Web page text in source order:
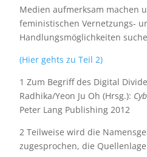
Medien aufmerksam machen
feministischen Vernetzungs-
Handlungsmöglichkeiten
(Hier gehts zu Teil 2)
1 Zum Begriff des Digital
Radhika/Yeon Ju Oh (Hrsg.):
Peter Lang Publishing 2012
2 Teilweise wird die
zugesprochen, die